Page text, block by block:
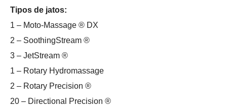
Tipos de jatos:
1 – Moto-Massage ® DX
2 – SoothingStream ®
3 – JetStream ®
1 – Rotary Hydromassage
2 – Rotary Precision ®
20 – Directional Precision ®